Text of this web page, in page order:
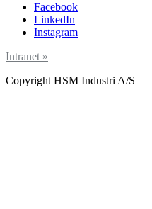
Facebook
LinkedIn
Instagram
Intranet »
Copyright HSM Industri A/S